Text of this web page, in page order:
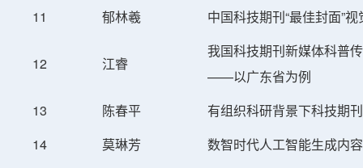
11
郁林羲 中国科技期刊“最佳封面”
12 江睿
我国科技期刊新媒体科普
——以广东省为例
13
陈春平
有组织科研背景下科技期
14
莫琳芳 数智时代人工智能生成内